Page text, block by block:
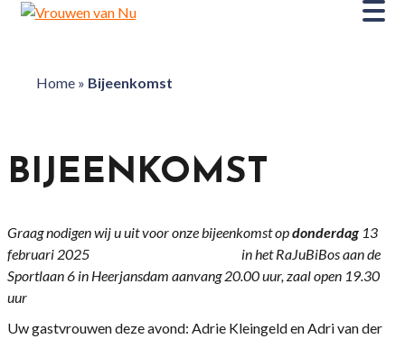
Home» Bijeenkomst
BIJEENKOMST
Graag nodigen wij u uit voor onze bijeenkomst opdonderdag 13
februari 2025 in het RaJuBiBos aan de
Sportlaan 6 in Heerjansdam aanvang 20.00 uur, zaal open 19.30
uur
Uw gastvrouwen deze avond: Adrie Kleingeld en Adri van der